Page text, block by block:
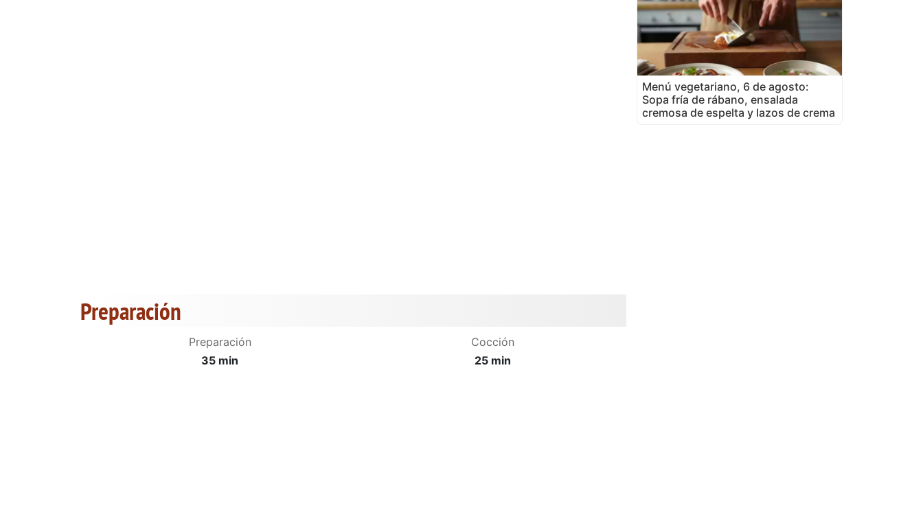
Preparación
Preparación
35 min
Cocción
25 min
Menú vegetariano, 6 de agosto:
Sopa fría de rábano, ensalada
cremosa de espelta y lazos de crema